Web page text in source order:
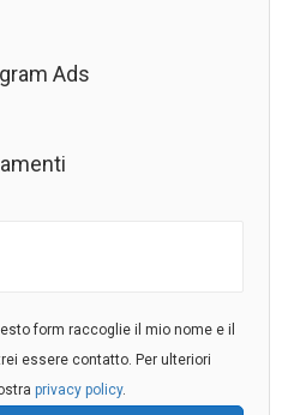
Ads
form raccoglie il mio nome e il
essere contatto. Per ulteriori
privacy policy.